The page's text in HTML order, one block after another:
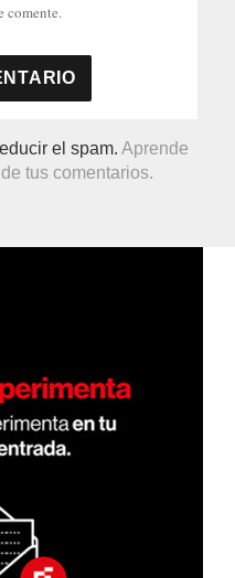
comente.
el spam.Aprende
tus comentarios.